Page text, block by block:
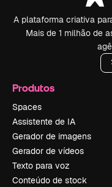
A plataforma criativa
Mais de 1 milhão de
Produtos
Spaces
Assistente de IA
Gerador de imagens
Gerador de vídeos
Texto para voz
Conteúdo de stock